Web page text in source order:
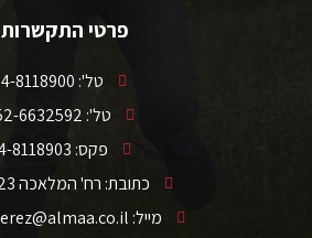
פרטי התקשרות
טל': 04-8118900
טל': 052-6632592
פקס: 04-8118903
כתובת: רח' המלאכה 23, עפולה
מייל: shimritperez@almaa.co.il